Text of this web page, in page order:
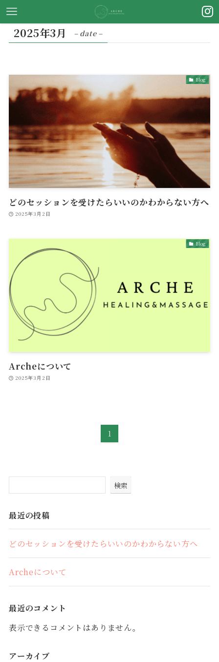
2025年3月 – date –
Blog
どのセッションを受けたらいいのかわからない方へ
2025年3月2日
Blog
Archeについて
2025年3月2日
1
検索
最近の投稿
どのセッションを受けたらいいのかわからない方へ
Archeについて
最近のコメント
表示できるコメントはありません。
アーカイブ